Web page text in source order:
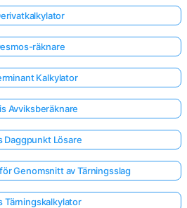
räknare
Kalkylator
Avviksberäknare
Daggpunkt Lösare
Genomsnitt av Tärningsslag
Tärningskalkylator